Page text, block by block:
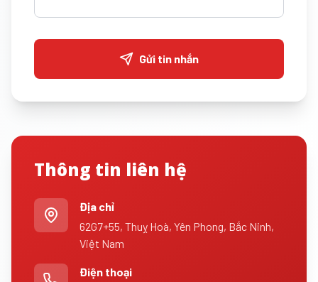
Gửi tin nhắn
Thông tin liên hệ
Địa chỉ
62G7+55, Thuỵ Hoà, Yên Phong, Bắc Ninh,
Việt Nam
Điện thoại